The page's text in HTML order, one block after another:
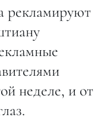
рекламируют
неделе, и от